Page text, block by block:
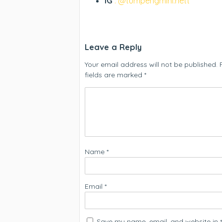
Leave a Reply
Your email address will not be published.
fields are marked *
Name *
Email *